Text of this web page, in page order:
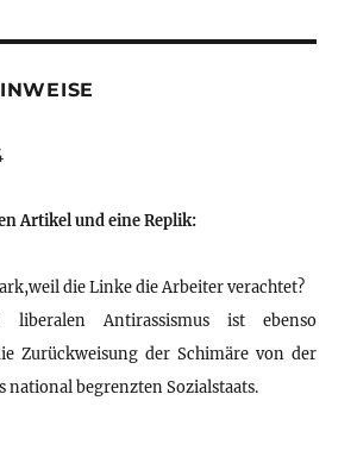
Artikel und eine Replik:
die Linke die Arbeiter verachtet?
Antirassismus ist ebenso
Zurückweisung der Schimäre von der
national begrenzten Sozialstaats.